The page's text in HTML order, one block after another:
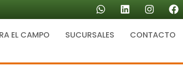
W
h
t
p
L
i
i
I
n
t
r
F
a
e
o
EL CAMPO SUCURSALES CONTACTO